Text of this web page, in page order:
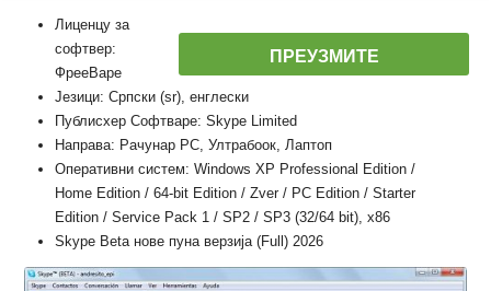
ПРЕУЗМИТЕ
Лиценцу за
софтвер:
ФрееВаре
Језици: Српски (sr), енглески
Публисхер Софтваре: Skype Limited
Направа: Рачунар PC, Ултрабоок, Лаптоп
Оперативни систем: Windows XP Professional Edition /
Home Edition / 64-bit Edition / Zver / PC Edition / Starter
Edition / Service Pack 1 / SP2 / SP3 (32/64 bit), x86
Skype Beta нове пуна верзија (Full) 2026